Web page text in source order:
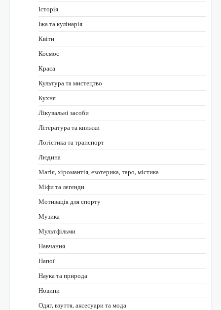
Історія
Їжа та кулінарія
Квіти
Космос
Краса
Культура та мистецтво
Кухня
Лікувальні засоби
Література та книжки
Логістика та транспорт
Людина
Магія, хіромантія, езотерика, таро, містика
Міфи та легенди
Мотивація для спорту
Музика
Мультфільми
Навчання
Напої
Наука та природа
Новини
Одяг, взуття, аксесуари та мода